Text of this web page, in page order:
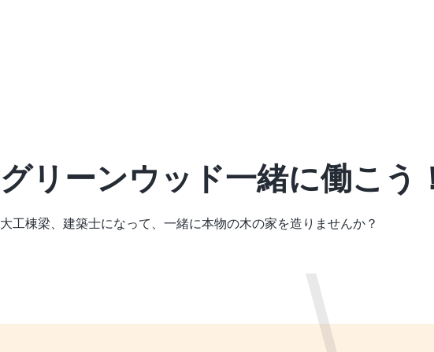
グリーンウッド一緒に働こう
大工棟梁、建築士になって、 一緒に本物の木の家を造りませんか？